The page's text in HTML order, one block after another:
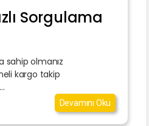
Sorgulama
sahip olmanız
kargo takip
Devamını Oku